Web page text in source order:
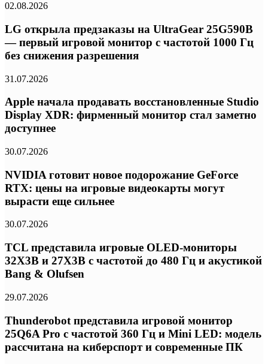
02.08.2026
LG открыла предзаказы на UltraGear 25G590B
— первый игровой монитор с частотой 1000 Гц
без снижения разрешения
31.07.2026
Apple начала продавать восстановленные Studio
Display XDR: фирменный монитор стал заметно
доступнее
30.07.2026
NVIDIA готовит новое подорожание GeForce
RTX: цены на игровые видеокарты могут
вырасти еще сильнее
30.07.2026
TCL представила игровые OLED-мониторы
32X3B и 27X3B с частотой до 480 Гц и акустикой
Bang & Olufsen
29.07.2026
Thunderobot представила игровой монитор
25Q6A Pro с частотой 360 Гц и Mini LED: модель
рассчитана на киберспорт и современные ПК